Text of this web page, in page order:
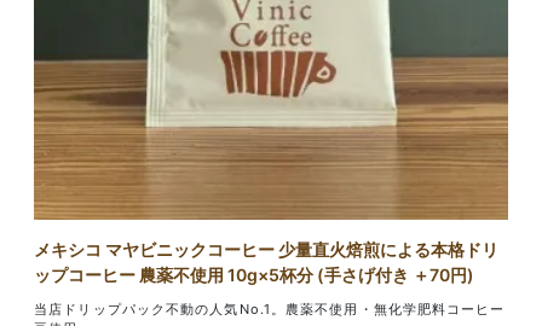
メキシコ マヤビニックコーヒー 少量直火焙煎による本格ドリ
ップコーヒー 農薬不使用 10g×5杯分 (手さげ付き ＋70円)
当店ドリップパック不動の人気No.1。農薬不使用・無化学肥料コーヒー